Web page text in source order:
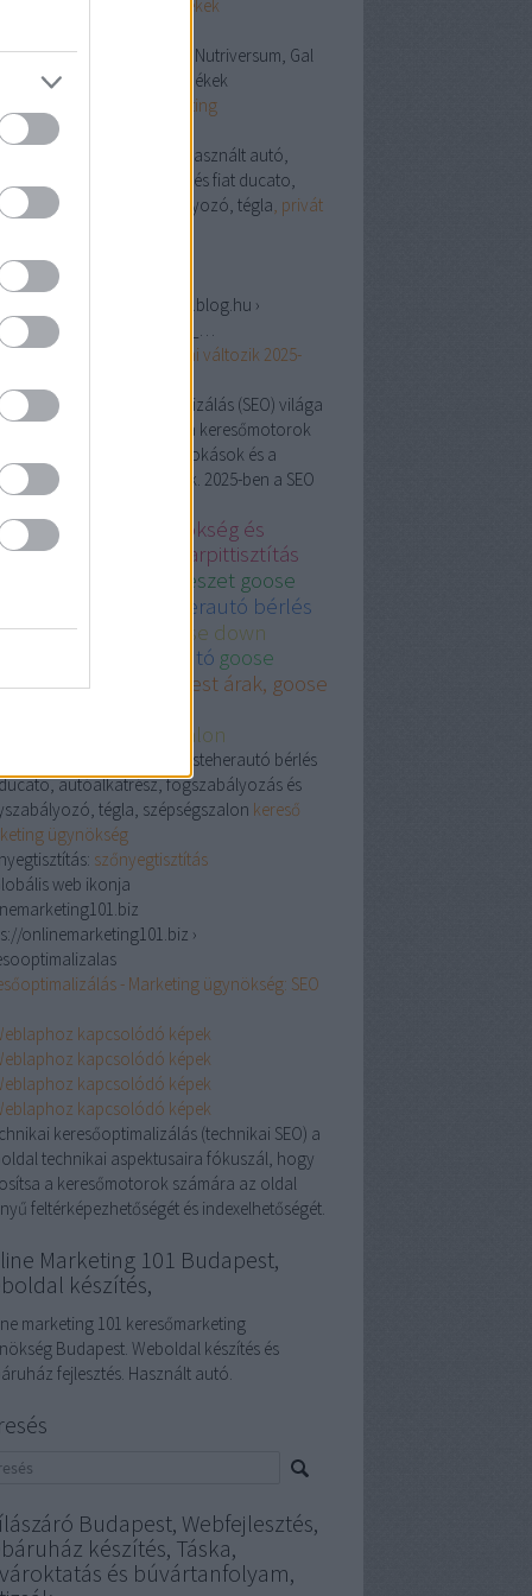
gymbeam termékek
fogvédő, Gymbeam, Nutriversum, Gal
multivitamin termékek
Linkedin Marketing
használt autó,
down, kisteherautó bérlés fiat ducato,
és fogyszabályozó, tégla, privát
keresomarketingvideok.blog.hu ›
jövője: mi változik 2025-
jún. 23.,
· A keresőoptimalizálás (SEO) világa
fejlődik, ahogy a keresőmotorok
a felhasználói szokások és a
trendek változnak. 2025-ben a SEO
marketing ügynökség és
autó
legjobb karpittisztítás
plasztikaisebeszet goose
fiat ducato kisteherautó bérlés
and goose down
használt autó goose
comforter
Budapest árak, goose
Goose down, kisteherautó bérlés
autóalkatrész, fogszabályozás és
tégla, szépségszalon kereső
ügynökség
szőnyegtisztítás
onlinemarketing101.biz ›
- Marketing ügynökség: SEO
keresőoptimalizálás (technikai SEO) a
technikai aspektusaira fókuszál, hogy
a keresőmotorok számára az oldal
feltérképezhetőségét és indexelhetőségét.
Marketing 101 Budapest,
készítés,
marketing 101 keresőmarketing
Budapest. Weboldal készítés és
fejlesztés. Használt autó.
Budapest, Webfejlesztés,
készítés, Táska,
és búvártanfolyam,